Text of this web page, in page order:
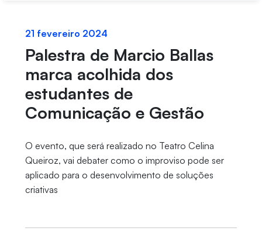
21 fevereiro 2024
Palestra de Marcio Ballas
marca acolhida dos
estudantes de
Comunicação e Gestão
O evento, que será realizado no Teatro Celina
Queiroz, vai debater como o improviso pode ser
aplicado para o desenvolvimento de soluções
criativas